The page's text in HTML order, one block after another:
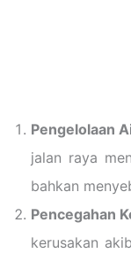
Pengelolaan
jalan raya
bahkan
Pencegahan
kerusakan